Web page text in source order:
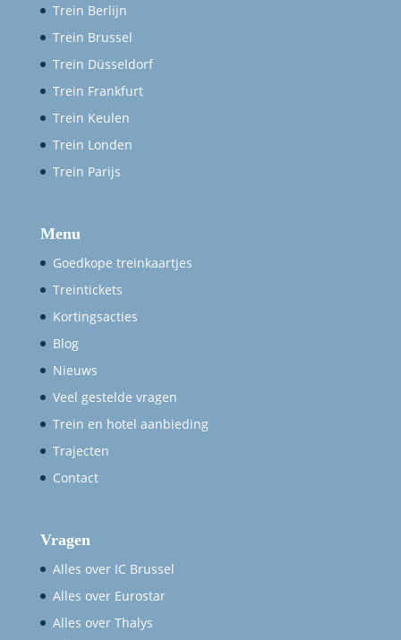
Trein Berlijn
Trein Brussel
Trein Düsseldorf
Trein Frankfurt
Trein Keulen
Trein Londen
Trein Parijs
Menu
Goedkope treinkaartjes
Treintickets
Kortingsacties
Blog
Nieuws
Veel gestelde vragen
Trein en hotel aanbieding
Trajecten
Contact
Vragen
Alles over IC Brussel
Alles over Eurostar
Alles over Thalys